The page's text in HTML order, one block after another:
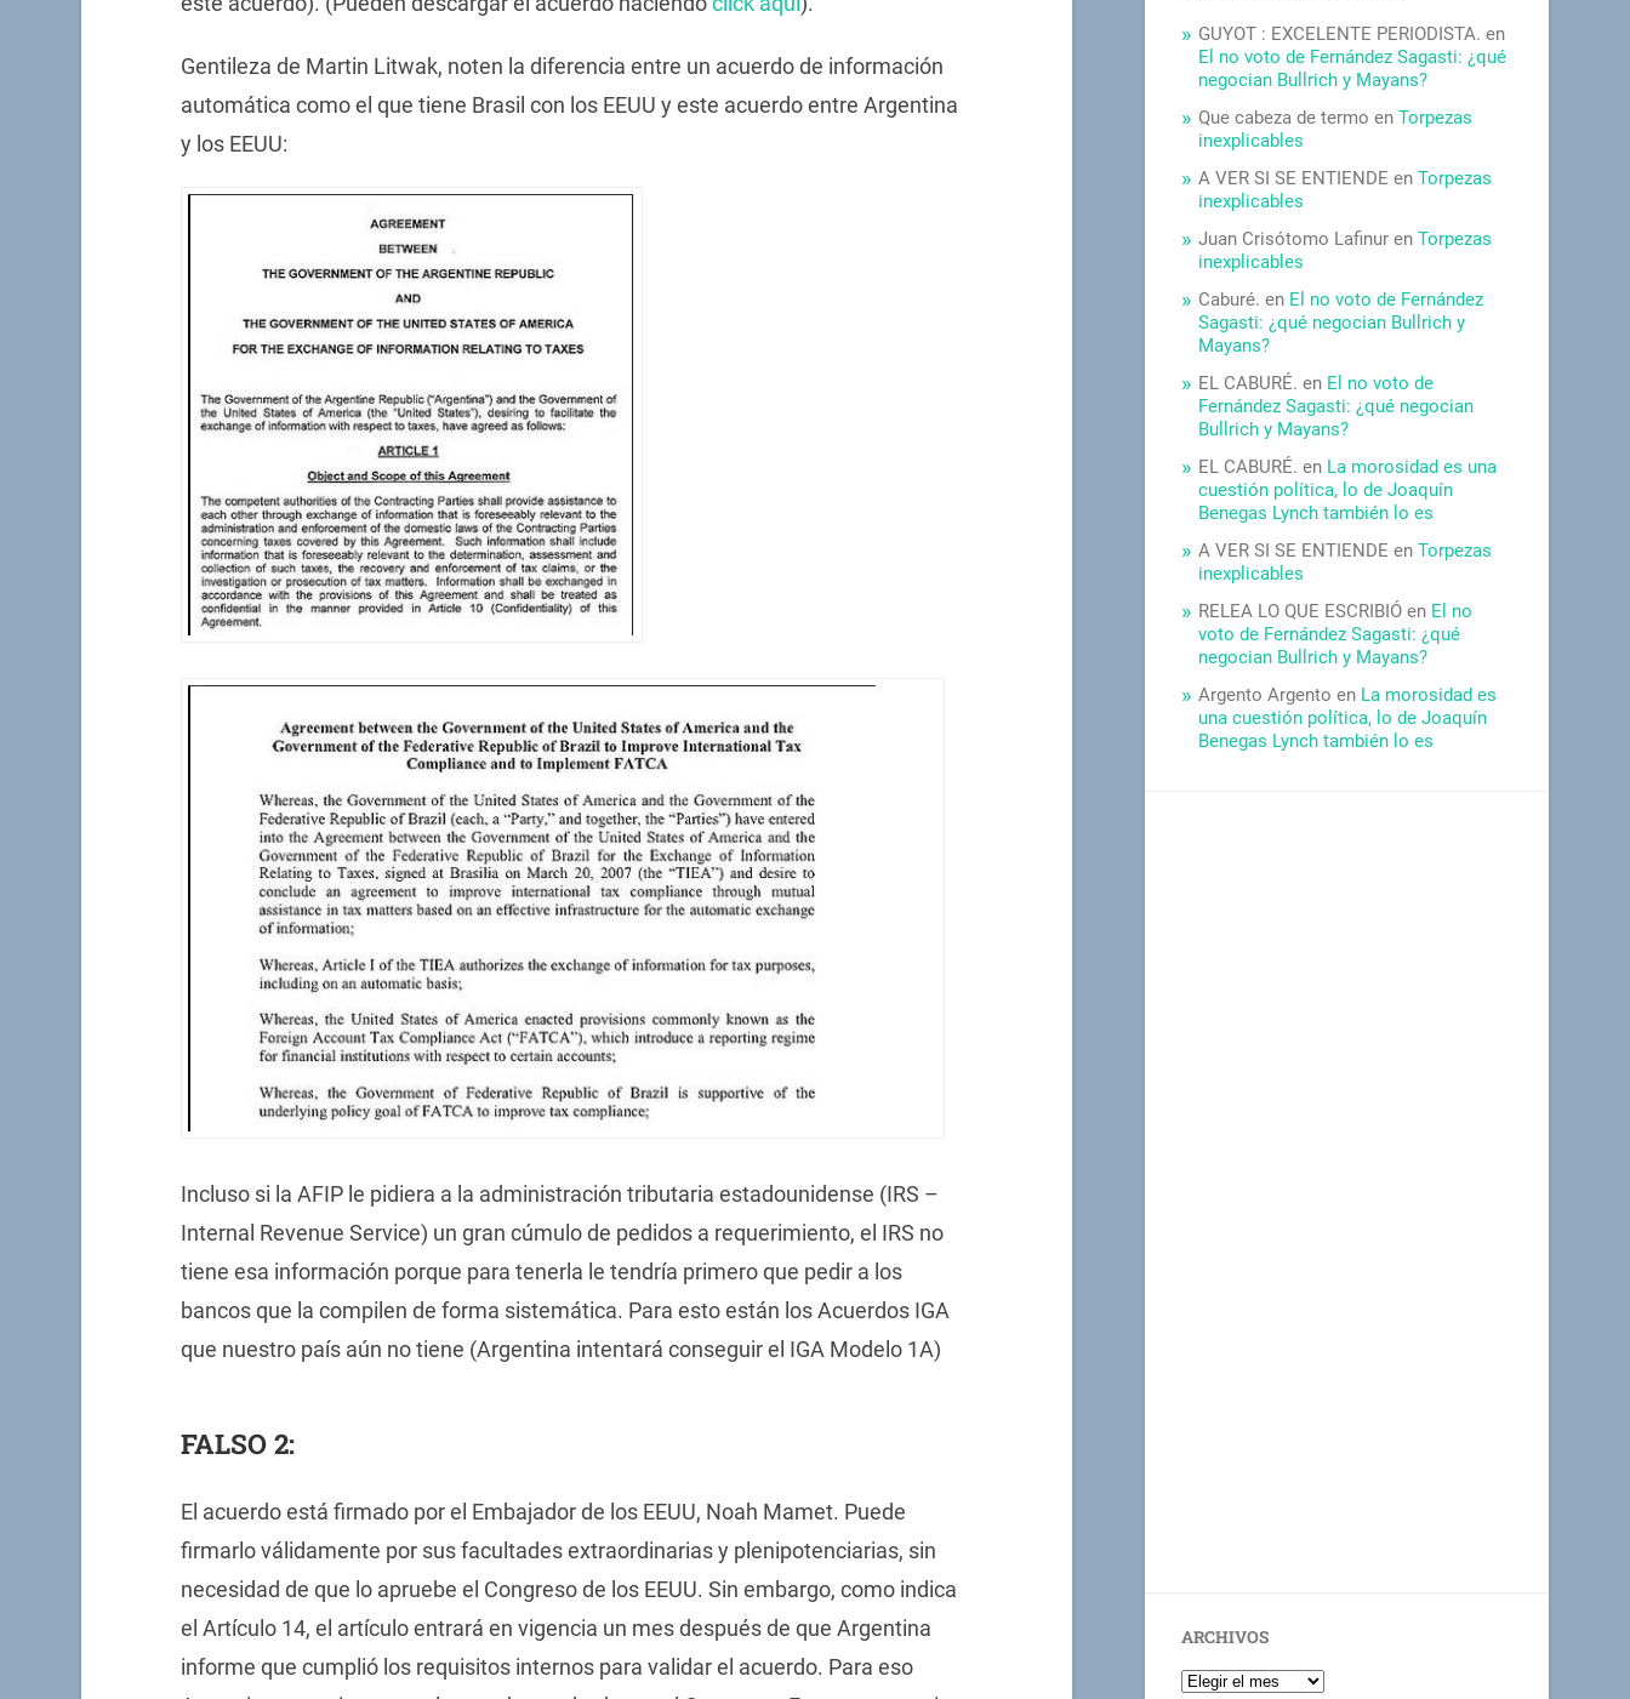
Gentileza de Martin Litwak, noten la diferencia entre un acuerdo de información
automática como el que tiene Brasil con los EEUU y este acuerdo entre Argentina
y los EEUU:
Incluso si la AFIP le pidiera a la administración tributaria estadounidense (IRS –
Internal Revenue Service) un gran cúmulo de pedidos a requerimiento, el IRS no
tiene esa información porque para tenerla le tendría primero que pedir a los
bancos que la compilen de forma sistemática. Para esto están los Acuerdos IGA
que nuestro país aún no tiene (Argentina intentará conseguir el IGA Modelo 1A)
FALSO 2:
El acuerdo está firmado por el Embajador de los EEUU, Noah Mamet. Puede
firmarlo válidamente por sus facultades extraordinarias y plenipotenciarias, sin
necesidad de que lo apruebe el Congreso de los EEUU. Sin embargo, como indica
el Artículo 14, el artículo entrará en vigencia un mes después de que Argentina
informe que cumplió los requisitos internos para validar el acuerdo. Para eso
GUYOT : EXCELENTE PERIODISTA. en
El no voto de Fernández Sagasti: ¿qué
negocian Bullrich y Mayans?
Que cabeza de termo enTorpezas
inexplicables
A VER SI SE ENTIENDE enTorpezas
inexplicables
Juan Crisótomo Lafinur enTorpezas
inexplicables
Caburé. en El no voto de Fernández
Sagasti: ¿qué negocian Bullrich y
Mayans?
EL CABURÉ. en El no voto de
Fernández Sagasti: ¿qué negocian
Bullrich y Mayans?
EL CABURÉ. en La morosidad es una
cuestión política, lo de Joaquín
Benegas Lynch también lo es
A VER SI SE ENTIENDE enTorpezas
inexplicables
RELEA LO QUE ESCRIBIÓ en El no
voto de Fernández Sagasti: ¿qué
negocian Bullrich y Mayans?
Argento Argento en La morosidad es
una cuestión política, lo de Joaquín
Benegas Lynch también lo es
ARCHIVOS